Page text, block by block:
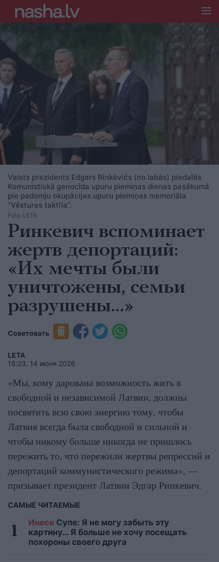
Valsts prezidents Edgars Rinkēvičs (no labās) piedalās
Komunistiskā genocīda upuru piemiņas dienas pasākumā
pie padomju okupācijas upuru piemiņas memoriāla
“Vēstures taktīla”.
Foto: LETA
Ринкевич вспоминает
жертв депортаций:
«Их мечты были
уничтожены, семьи
разрушены…»
Советовать
LETA
18:23, 14 июня 2026
«Мы, кому дарована возможность жить в
свободной и независимой Латвии, должны
посвятить всю свою энергию тому, чтобы
Латвия всегда была свободной и сильной и
чтобы никому больше никогда не пришлось
пережить то, что пережили жертвы репрессий и
депортаций коммунистического режима», —
призывает президент Латвии Эдгар Ринкевич.
САМЫЕ ЧИТАЕМЫЕ
Инесе Супе: Я не могу забыть эту
картину… Я больше не хочу посещать
похороны своего друга